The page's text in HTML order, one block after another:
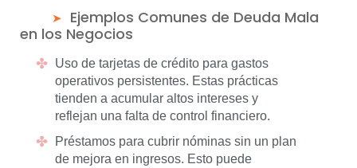
Ejemplos Comunes de Deuda Mala
en los Negocios
Uso de tarjetas de crédito para gastos
operativos persistentes. Estas prácticas
tienden a acumular altos intereses y
reflejan una falta de control financiero.
Préstamos para cubrir nóminas sin un plan
de mejora en ingresos. Esto puede